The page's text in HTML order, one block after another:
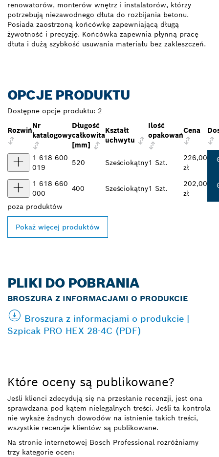
renowatorów, monterów wnętrz i instalatorów, którzy
potrzebują niezawodnego dłuta do rozbijania betonu.
Posiada zaostrzoną końcówkę zapewniającą długą
żywotność i precyzję. Końcówka zapewnia płynną pracę
dłuta i dużą szybkość usuwania materiału bez zakleszczeń.
OPCJE PRODUKTU
Dostępne opcje produktu: 2
Rozwiń
Nr
katalogowy
Długość
całkowita
[mm]
Kształt
uchwytu
Ilość
opakowań
Cena
1 618 600
019
520 Sześciokątny1 Szt.
226,00
zł
1 618 660
000
400 Sześciokątny1 Szt.
202,00
zł
poza produktów
Pokaż więcej produktów
PLIKI DO POBRANIA
BROSZURA Z INFORMACJAMI O PRODUKCIE
Broszura z informacjami o produkcie |
Szpicak PRO HEX 28-4C (PDF)
Które oceny są publikowane?
Jeśli klienci zdecydują się na przesłanie recenzji, jest ona
sprawdzana pod kątem nielegalnych treści. Jeśli ta kontrola
nie wykaże żadnych dowodów na istnienie takich treści,
wszystkie recenzje klientów są publikowane.
Na stronie internetowej Bosch Professional rozróżniamy
trzy kategorie ocen: